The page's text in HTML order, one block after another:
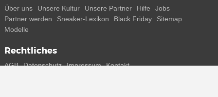
Über uns Unsere Kultur Unsere Partner Hilfe
Jobs
Partner werden
Sneaker-Lexikon Black Friday
Sitemap
Modelle
Rechtliches
AGB Datenschutz Impressum Kontakt